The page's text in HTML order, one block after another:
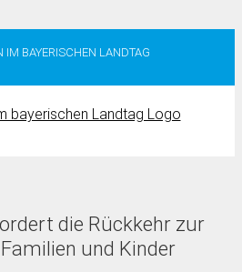
IM BAYERISCHEN LANDTAG
die Rückkehr zur
und Kinder